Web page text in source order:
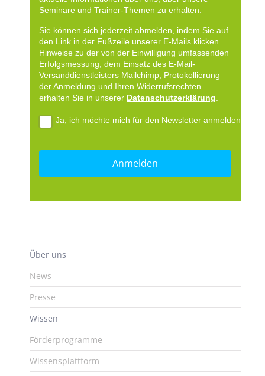
Seminare und Trainer-Themen zu erhalten.
Sie können sich jederzeit abmelden, indem Sie auf
den Link in der Fußzeile unserer E-Mails klicken.
Hinweise zu der von der Einwilligung umfassenden
Erfolgsmessung, dem Einsatz des E-Mail-
Versanddienstleisters Mailchimp, Protokollierung
der Anmeldung und Ihren Widerrufsrechten
erhalten Sie in unserer Datenschutzerklärung.
Ja, ich möchte mich für den Newsletter anmelden.
Über uns
News
Presse
Wissen
Förderprogramme
Wissensplattform